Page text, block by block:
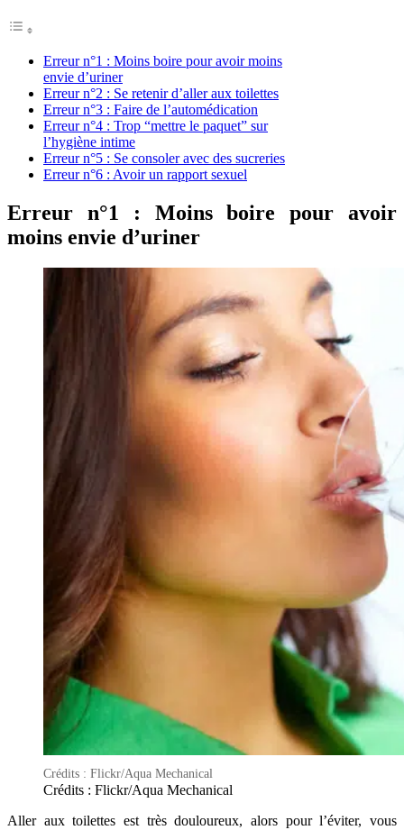
Erreur n°1 : Moins boire pour avoir moins
envie d’uriner
Erreur n°2 : Se retenir d’aller aux toilettes
Erreur n°3 : Faire de l’automédication
Erreur n°4 : Trop “mettre le paquet” sur
l’hygiène intime
Erreur n°5 : Se consoler avec des sucreries
Erreur n°6 : Avoir un rapport sexuel
Erreur n°1 : Moins boire pour avoir
moins envie d’uriner
Crédits : Flickr/Aqua Mechanical
Crédits : Flickr/Aqua Mechanical
Aller aux toilettes est très douloureux, alors pour l’éviter, vous